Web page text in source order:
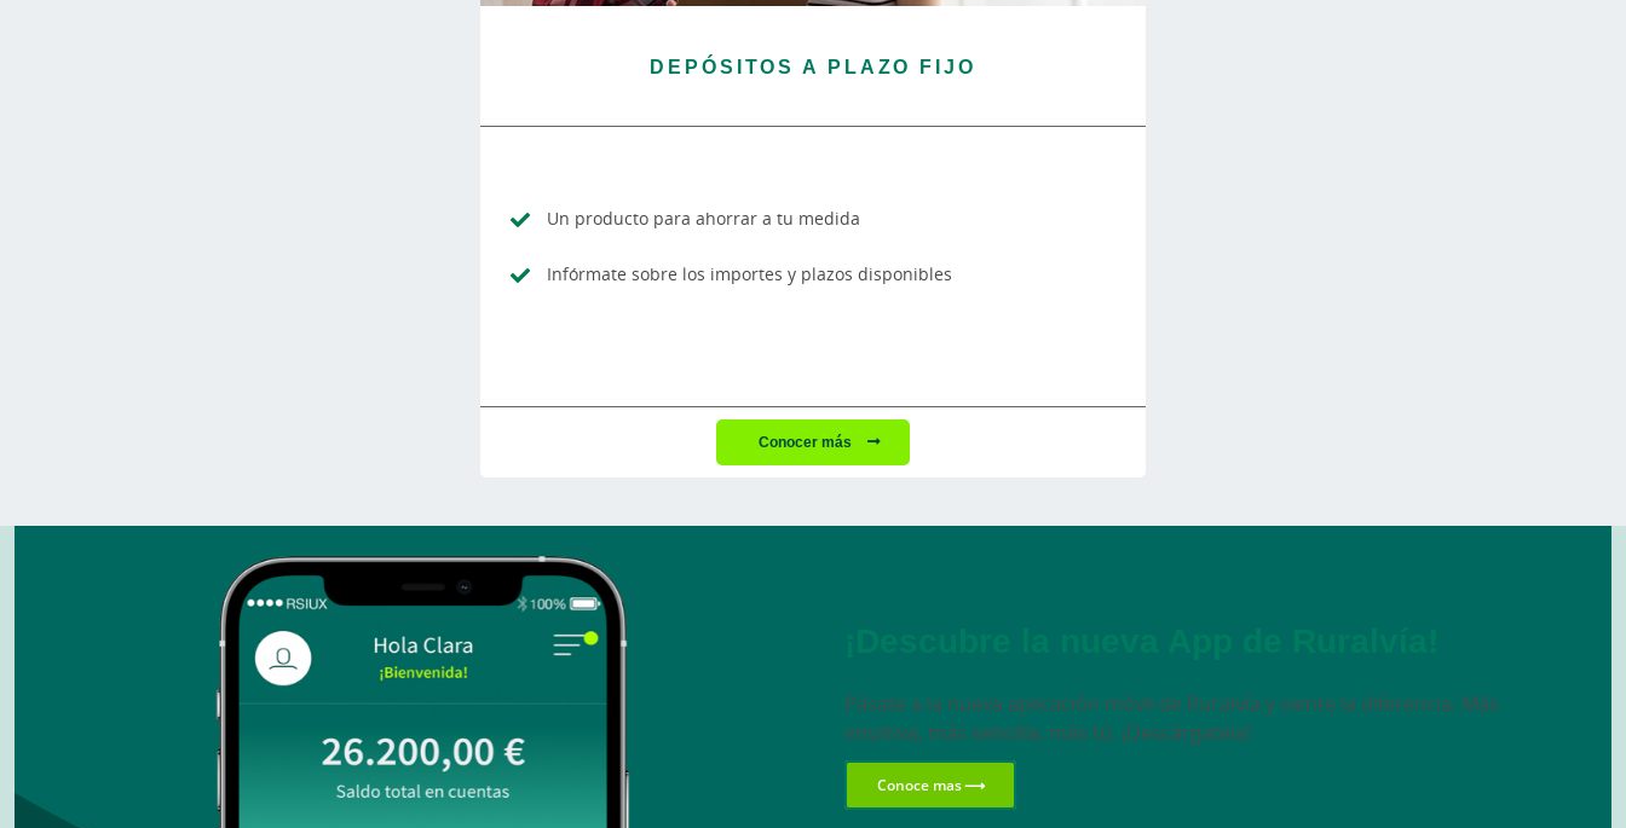
DEPÓSITOS A PLAZO FIJO
Un producto para ahorrar a tu medida
Infórmate sobre los importes y plazos disponibles
Conocer más
Pásate a la nueva aplicación móvil de Ruralvía y siente la diferencia. Más
intuitiva, más sencilla, más tú. ¡Descárgatela!
Conoce mas